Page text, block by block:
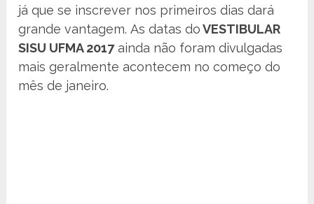
já que se inscrever nos primeiros dias dará
grande vantagem. As datas doVESTIBULAR
SISU UFMA 2017ainda não foram divulgadas
mais geralmente acontecem no começo do
mês de janeiro.